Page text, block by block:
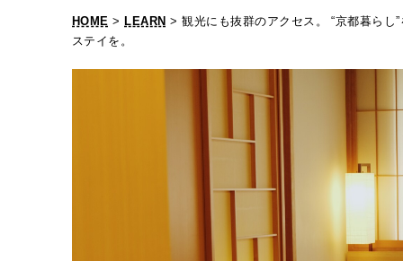
タロットメッセージ
#手土産 #シュークリーム #パン
HOME > LEARN > 観光にも抜群のアクセス。 “京都暮ら
ステイを。